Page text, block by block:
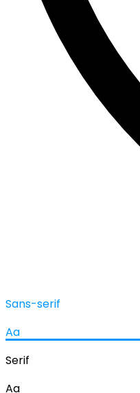
Sans-serif
Aa
Serif
Aa